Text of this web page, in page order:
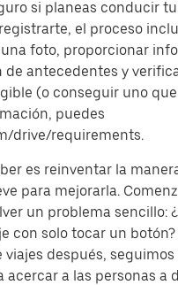
si planeas conducir
el proceso
foto, proporcionar
de antecedentes y
(o conseguir uno que
puedes
drive/requirements.
es reinventar la
para mejorarla.
un problema sencillo:
con solo tocar un botón?
viajes después,
acercar a las personas a